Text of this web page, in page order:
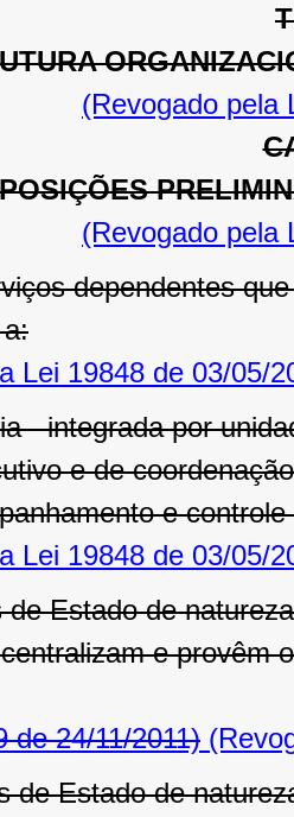
(Revogado pela
(Revogado pela
dependentes
Lei 19848 de 03/05/
- integrada por
e de
e
Lei 19848 de 03/05/
de Estado de
e provêm
de 24/11/2011)
de Estado de